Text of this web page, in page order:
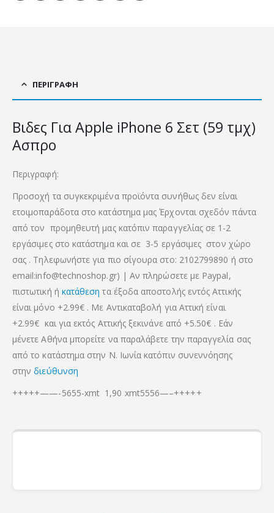
ΠΕΡΙΓΡΑΦΉ
Βιδες Για Apple iPhone 6 Σετ (59 τμχ)
Ασπρο
Περιγραφή:
Προσοχή τα συγκεκριμένα προϊόντα συνήθως δεν είναι
ετοιμοπαράδοτα στο κατάστημα μας Έρχονται σχεδόν πάντα
από τον προμηθευτή μας κατόπιν παραγγελίας σε 1-2
εργάσιμες στο κατάστημα και σε 3-5 εργάσιμες στον χώρο
σας . Τηλεφωνήστε για πιο σίγουρα στο: 2102799890 ή στο
email:info@technoshop.gr) | Αν πληρώσετε με Paypal,
πιστωτική ή κατάθεση τα έξοδα αποστολής εντός Αττικής
είναι μόνο +2.99€ . Με Αντικαταβολή για Αττική είναι
+2.99€ και για εκτός Αττικής ξεκινάνε από +5.50€ . Εάν
μένετε Αθήνα μπορείτε να παραλάβετε την παραγγελία σας
από το κατάστημα στην Ν. Ιωνία κατόπιν συνεννόησης
στηνδιεύθυνση
+++++——-5655-xmt 1,90 xmt5556—–+++++